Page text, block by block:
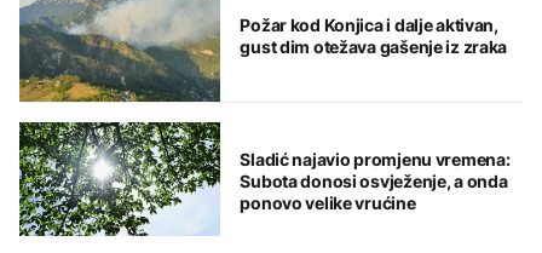
Požar kod Konjica i dalje aktivan,
gust dim otežava gašenje iz zraka
Sladić najavio promjenu vremena:
Subota donosi osvježenje, a onda
ponovo velike vrućine